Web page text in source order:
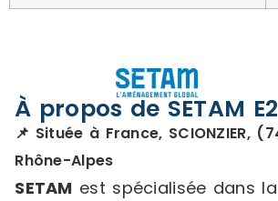
À propos de SETAM E2
📌 Située à France, SCIONZIER,
Rhône-Alpes
SETAM est spécialisée dans